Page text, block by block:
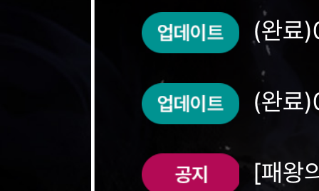
(완료
(무점검)
(완료
(무점검)
[패왕